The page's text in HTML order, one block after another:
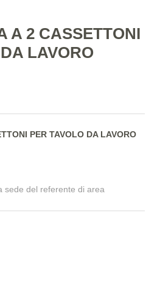
A 2 CASSETTONI
LAVORO
PER TAVOLO DA LAVORO
sede del referente di area